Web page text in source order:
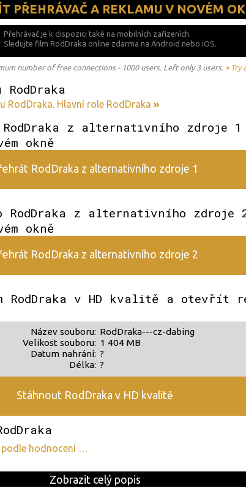
PŘEHRÁVAČ A REKLAMU V NOVÉM
Přehrávač je k dispozici také na mobilních zařízeních.
Sledujte film RodDraka online zdarma na Android nebo iOS.
number of free connections - 1000 users. Left only 3 users. » Try
RodDraka. Hlavní role RodDraka »
z alternativního zdroje
okně
RodDraka z alternativního zdroje 1
RodDraka z alternativního
okně
RodDraka z alternativního zdroje 2
RodDraka v HD kvalitě a otevřít
Název souboru:
Velikost souboru:
Datum nahrání:
Délka:
RodDraka---cz-dabing
1 404 MB
?
?
Stáhnout RodDraka v HD kvalitě
podle hodnocení …
Zobrazit celý popis